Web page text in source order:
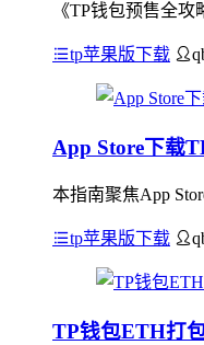
《TP钱包预售全
tp苹果版下载
App Store下载
本指南聚焦App
tp苹果版下载
TP钱包ETH打